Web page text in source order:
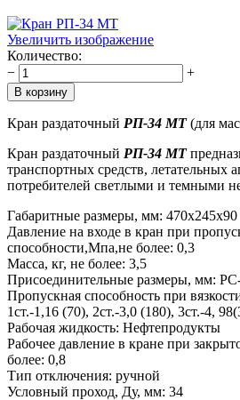
Увеличить изображение
Количество:
−
+
Кран раздаточный РП-34 МТ(для
Кран раздаточный РП-34 МТ
транспортных средств, летательных
потребителей светлыми и темными
Габаритные размеры, мм: 470х245х90
Давление на входе в кран при
способности,Мпа,не более: 0,3
Масса, кг, не более: 3,5
Присоединительные размеры, мм:
Пропускная способность при
1ст.-1,16 (70), 2ст.-3,0 (180), 3ст.-4,
Рабочая жидкость: Нефтепродукты
Рабочее давление в кране при
более: 0,8
Тип отключения: ручной
Условный проход, Ду, мм: 34